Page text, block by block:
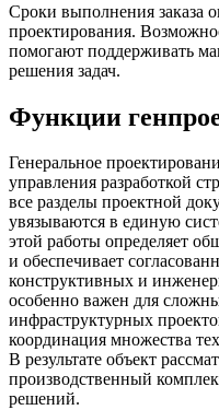
Сроки выполнения заказа
проектирования.
помогают поддерживать
решения задач.
Функции
Генеральное
управления разработкой
все разделы проектной
увязываются в единую
этой работы определяет
и обеспечивает
конструктивных и
особенно важен для
инфраструктурных
координация множества
В результате объект
производственный
решений.